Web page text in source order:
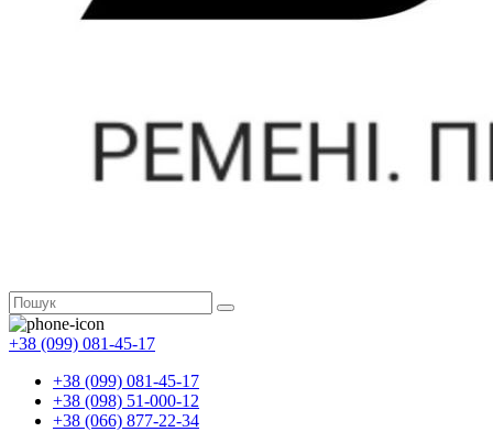
+38 (099) 081-45-17
+38 (099) 081-45-17
+38 (098) 51-000-12
+38 (066) 877-22-34